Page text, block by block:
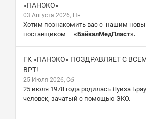
«ПАНЭКО»
03 Августа 2026, Пн
Хотим познакомить вас с нашим
поставщиком – «БайкалМедПласт».
ГК «ПАНЭКО» ПОЗДРАВЛЯЕТ С
ВРТ!
25 Июля 2026, Сб
25 июля 1978 года родилась Луиза
человек, зачатый с помощью ЭКО.